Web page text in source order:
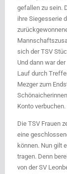
gefallen zu sein.
ihre Siegesserie
sich der TSV
Und dann war
Lauf durch
Mezger zum
Konto verbuchen.
Die TSV Frauen
eine
können. Nun gilt
tragen. Denn
von der SV